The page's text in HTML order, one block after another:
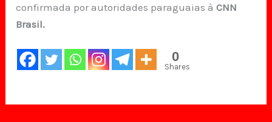
confirmada por autoridades paraguaias àCNN
Brasil.
0
Shares